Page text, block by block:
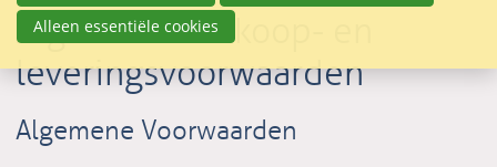
Direct
naar
het
hoofdmenu
Algemene verkoop- en
leveringsvoorwaarden
Algemene Voorwaarden
Alleen essentiële cookies